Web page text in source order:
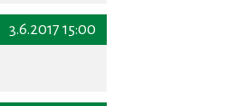
3.6.2017 15:00